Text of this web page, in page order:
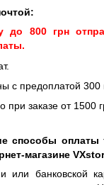
до 800 грн
с предоплатой 300
при заказе от 1500
способы оплаты
магазине
или банковской